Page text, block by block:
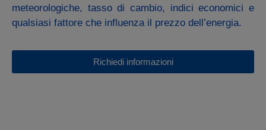
meteorologiche, tasso di cambio, indici economici e
qualsiasi fattore che influenza il prezzo dell’energia.
Richiedi informazioni